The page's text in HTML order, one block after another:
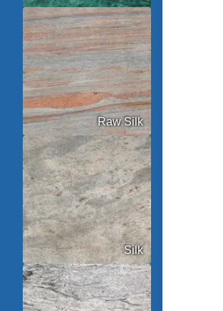
Raw Silk
Silk